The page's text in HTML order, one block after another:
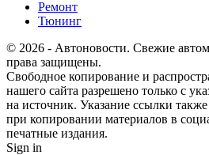
Ремонт
Тюнинг
© 2026 - Автоновости. Свежие
права защищены.
Свободное копирование и
нашего сайта разрешено только с
на источник. Указание ссылки также
при копировании материалов в
печатные издания.
Sign in